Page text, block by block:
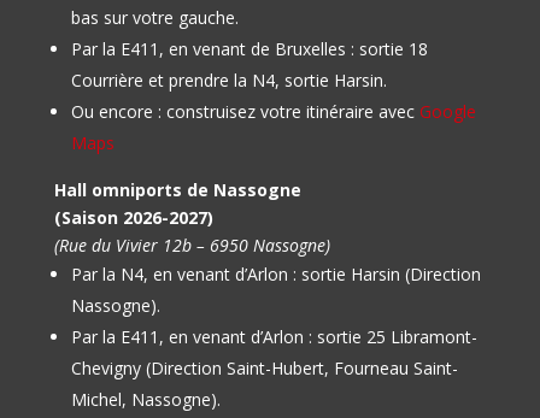
bas sur votre gauche.
Par la E411, en venant de Bruxelles : sortie 18
Courrière et prendre la N4, sortie Harsin.
Ou encore : construisez votre itinéraire avec Google
Maps
Hall omniports de Nassogne
(Saison 2026-2027)
(Rue du Vivier 12b – 6950 Nassogne)
Par la N4, en venant d’Arlon : sortie Harsin (Direction
Nassogne).
Par la E411, en venant d’Arlon : sortie 25 Libramont-
Chevigny (Direction Saint-Hubert, Fourneau Saint-
Michel, Nassogne).